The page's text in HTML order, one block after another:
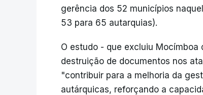
gerência dos 52 municípios
53 para 65 autarquias).
O estudo - que excluiu Mocímboa
destruição de documentos nos
"contribuir para a melhoria da
autárquicas, reforçando a